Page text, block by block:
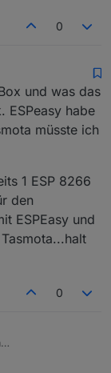
0
und was das
ESPeasy habe
müsste ich
1 ESP 8266
den
ESPEasy und
0